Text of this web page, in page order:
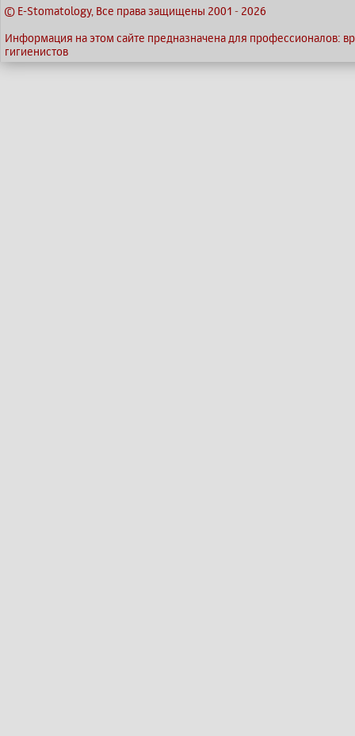
© E-Stomatology, Все права защищены 2001 - 2026
Информация на этом сайте предназначена для профессионалов:
гигиенистов